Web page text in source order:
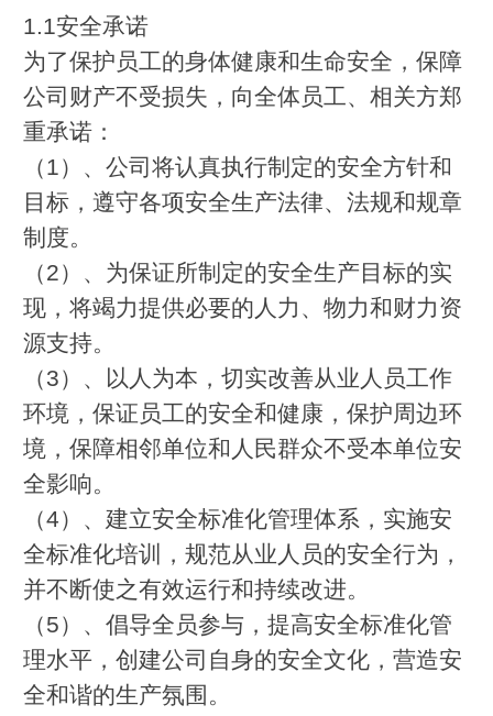
1.1安全承诺
为了保护员工的身体健康和生命安全，保障
公司财产不受损失，向全体员工、相关方郑
重承诺：
（1）、公司将认真执行制定的安全方针和
目标，遵守各项安全生产法律、法规和规章
制度。
（2）、为保证所制定的安全生产目标的实
现，将竭力提供必要的人力、物力和财力资
源支持。
（3）、以人为本，切实改善从业人员工作
环境，保证员工的安全和健康，保护周边环
境，保障相邻单位和人民群众不受本单位安
全影响。
（4）、建立安全标准化管理体系，实施安
全标准化培训，规范从业人员的安全行为，
并不断使之有效运行和持续改进。
（5）、倡导全员参与，提高安全标准化管
理水平，创建公司自身的安全文化，营造安
全和谐的生产氛围。